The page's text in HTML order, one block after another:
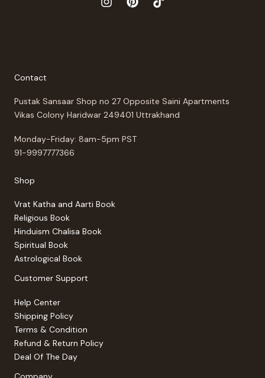
Contact
Pustak Sansaar Shop no 27 Opposite Saini Apartments
Vikas Colony Haridwar 249401 Uttrakhand
Monday-Friday: 8am-5pm PST
91-9997777366
Shop
Vrat Katha and Aarti Book
Religious Book
Hinduism Chalisa Book
Spiritual Book
Astrological Book
Customer Support
Help Center
Shipping Policy
Terms & Condition
Refund & Return Policy
Deal Of The Day